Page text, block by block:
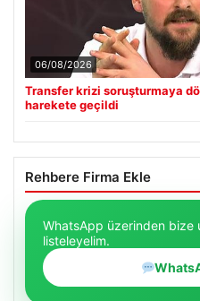
06/08/2026
Transfer krizi soruşturmaya
harekete geçildi
Rehbere Firma Ekle
WhatsApp üzerinden bize
listeleyelim.